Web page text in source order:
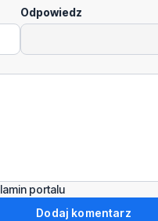
Odpowiedz
portalu
Dodaj komentarz